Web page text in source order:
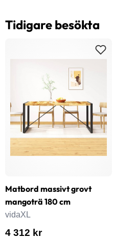
Tidigare besökta
Matbord massivt grovt
mangoträ 180 cm
vidaXL
4 312 kr